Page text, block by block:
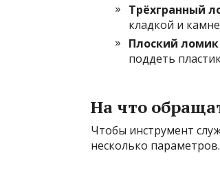
Трёхгранный
кладкой и
Плоский ломик
поддеть
На что
Чтобы инструмент
несколько параметров.